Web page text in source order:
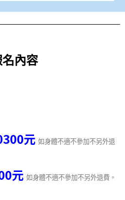
名內容
元 如身體不適不參加不另外退
元 如身體不適不參加不另外退費。